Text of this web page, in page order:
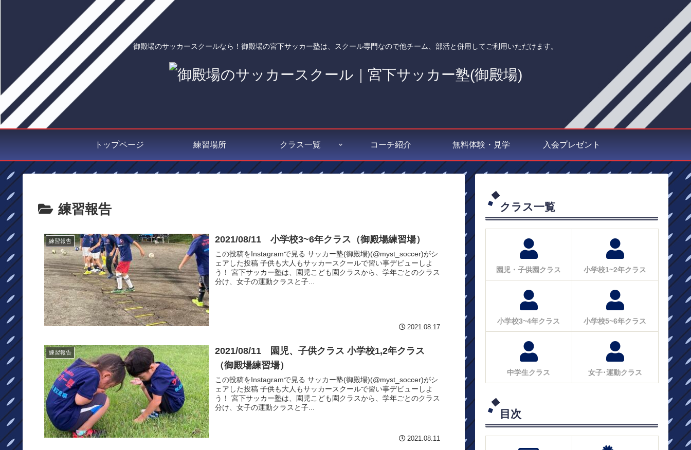
御殿場のサッカースクールなら！御殿場の宮下サッカー塾は、スクール専門なので他チーム、部活と併用してご利用いただけます。
トップページ 練習場所 クラス一覧 コーチ紹介 無料体験・見学 入会プレゼント
練習報告
練習報告 2021/08/11 小学校3~6年クラス（御殿場練習場）
この投稿をInstagramで見る サッカー塾(御殿場)(@myst_soccer)がシ
ェアした投稿 子供も大人もサッカースクールで習い事デビューしよ
う！ 宮下サッカー塾は、園児こども園クラスから、学年ごとのクラス
分け、女子の運動クラスと子...
2021.08.17
練習報告
2021/08/11 園児、子供クラス 小学校1,2年クラス
（御殿場練習場）
この投稿をInstagramで見る サッカー塾(御殿場)(@myst_soccer)がシ
ェアした投稿 子供も大人もサッカースクールで習い事デビューしよ
う！ 宮下サッカー塾は、園児こども園クラスから、学年ごとのクラス
分け、女子の運動クラスと子...
2021.08.11
クラス一覧
園児・子供園クラス 小学校1~2年クラス
小学校3~4年クラス 小学校5~6年クラス
中学生クラス 女子･運動クラス
目次